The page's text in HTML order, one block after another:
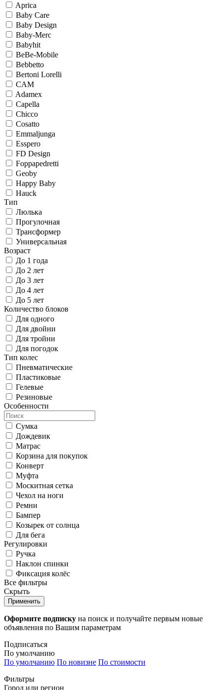
Aprica
Baby Care
Baby Design
Baby-Merc
Babyhit
BeBe-Mobile
Bebbetto
Bertoni Lorelli
CAM
Adamex
Capella
Chicco
Cosatto
Emmaljunga
Esspero
FD Design
Foppapedretti
Geoby
Happy Baby
Hauck
Тип
Люлька
Прогулочная
Трансформер
Универсальная
Возраст
До 1 года
До 2 лет
До 3 лет
До 4 лет
До 5 лет
Количество блоков
Для одного
Для двойни
Для тройни
Для погодок
Тип колес
Пневматические
Пластиковые
Гелевые
Резиновые
Особенности
Сумка
Дождевик
Матрас
Корзина для покупок
Конверт
Муфта
Москитная сетка
Чехол на ноги
Ремни
Бампер
Козырек от солнца
Для бега
Регулировки
Ручка
Наклон спинки
Фиксация колёс
Все фильтры
Скрыть
Применить
Оформите подписку на поиск и получайте первым новые
объявления по Вашим параметрам
Подписаться
По умолчанию
По умолчанию По новизне По стоимости
Фильтры
Город или регион